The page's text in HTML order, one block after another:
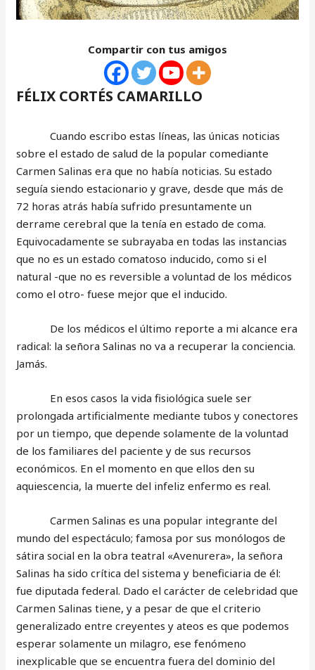
Compartir con tus amigos
FÉLIX CORTÉS CAMARILLO
Cuando escribo estas líneas, las únicas noticias
sobre el estado de salud de la popular comediante
Carmen Salinas era que no había noticias. Su estado
seguía siendo estacionario y grave, desde que más de
72 horas atrás había sufrido presuntamente un
derrame cerebral que la tenía en estado de coma.
Equivocadamente se subrayaba en todas las instancias
que no es un estado comatoso inducido, como si el
natural -que no es reversible a voluntad de los médicos
como el otro- fuese mejor que el inducido.
De los médicos el último reporte a mi alcance era
radical: la señora Salinas no va a recuperar la conciencia.
Jamás.
En esos casos la vida fisiológica suele ser
prolongada artificialmente mediante tubos y conectores
por un tiempo, que depende solamente de la voluntad
de los familiares del paciente y de sus recursos
económicos. En el momento en que ellos den su
aquiescencia, la muerte del infeliz enfermo es real.
Carmen Salinas es una popular integrante del
mundo del espectáculo; famosa por sus monólogos de
sátira social en la obra teatral «Avenurera», la señora
Salinas ha sido crítica del sistema y beneficiaria de él:
fue diputada federal. Dado el carácter de celebridad que
Carmen Salinas tiene, y a pesar de que el criterio
generalizado entre creyentes y ateos es que podemos
esperar solamente un milagro, ese fenómeno
inexplicable que se encuentra fuera del dominio del